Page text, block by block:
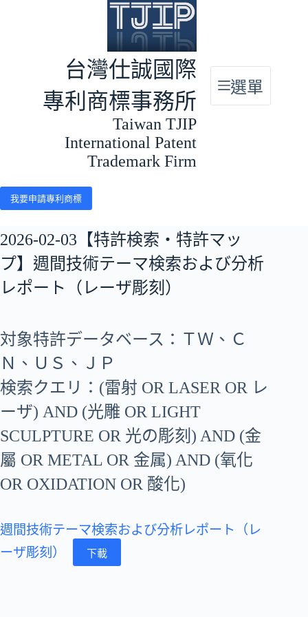
台灣仕誠國際
專利商標事務所
Taiwan TJIP
International Patent
Trademark Firm
選單
我要申請專利商標
2026-02-03【特許検索・特許マッ
プ】週間技術テーマ検索および分析
レポート（レーザ彫刻）
対象特許データベース：ＴＷ、Ｃ
Ｎ、ＵＳ、ＪＰ
検索クエリ：(雷射 OR LASER OR レ
ーザ) AND (光雕 OR LIGHT
SCULPTURE OR 光の彫刻) AND (金
屬 OR METAL OR 金属) AND (氧化
OR OXIDATION OR 酸化)
週間技術テーマ検索および分析レポート（レ
ーザ彫刻）
下載